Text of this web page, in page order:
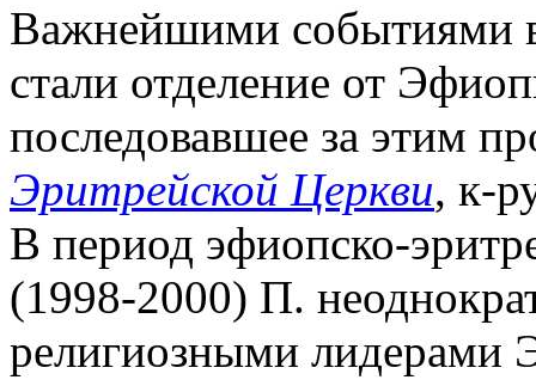
Важнейшими событиями
стали отделение от
последовавшее за этим
Эритрейской Церкви, к-
В период эфиопско-
(1998-2000) П.
религиозными лидерами